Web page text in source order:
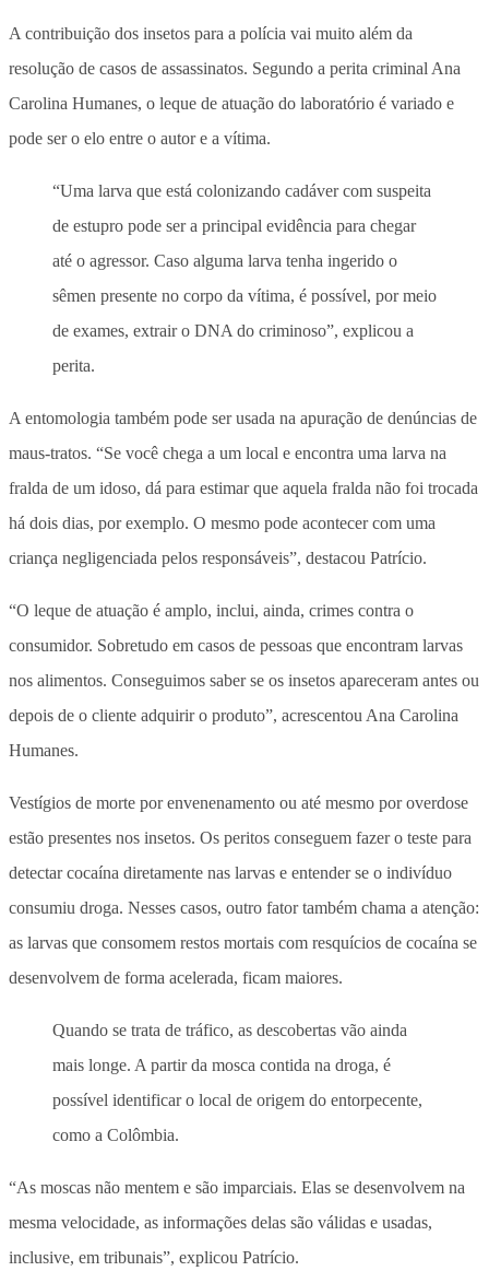
A contribuição dos insetos para a polícia vai muito além da
resolução de casos de assassinatos. Segundo a perita criminal Ana
Carolina Humanes, o leque de atuação do laboratório é variado e
pode ser o elo entre o autor e a vítima.
“Uma larva que está colonizando cadáver com suspeita
de estupro pode ser a principal evidência para chegar
até o agressor. Caso alguma larva tenha ingerido o
sêmen presente no corpo da vítima, é possível, por meio
de exames, extrair o DNA do criminoso”, explicou a
perita.
A entomologia também pode ser usada na apuração de denúncias de
maus-tratos. “Se você chega a um local e encontra uma larva na
fralda de um idoso, dá para estimar que aquela fralda não foi trocada
há dois dias, por exemplo. O mesmo pode acontecer com uma
criança negligenciada pelos responsáveis”, destacou Patrício.
“O leque de atuação é amplo, inclui, ainda, crimes contra o
consumidor. Sobretudo em casos de pessoas que encontram larvas
nos alimentos. Conseguimos saber se os insetos apareceram antes ou
depois de o cliente adquirir o produto”, acrescentou Ana Carolina
Humanes.
Vestígios de morte por envenenamento ou até mesmo por overdose
estão presentes nos insetos. Os peritos conseguem fazer o teste para
detectar cocaína diretamente nas larvas e entender se o indivíduo
consumiu droga. Nesses casos, outro fator também chama a atenção:
as larvas que consomem restos mortais com resquícios de cocaína se
desenvolvem de forma acelerada, ficam maiores.
Quando se trata de tráfico, as descobertas vão ainda
mais longe. A partir da mosca contida na droga, é
possível identificar o local de origem do entorpecente,
como a Colômbia.
“As moscas não mentem e são imparciais. Elas se desenvolvem na
mesma velocidade, as informações delas são válidas e usadas,
inclusive, em tribunais”, explicou Patrício.